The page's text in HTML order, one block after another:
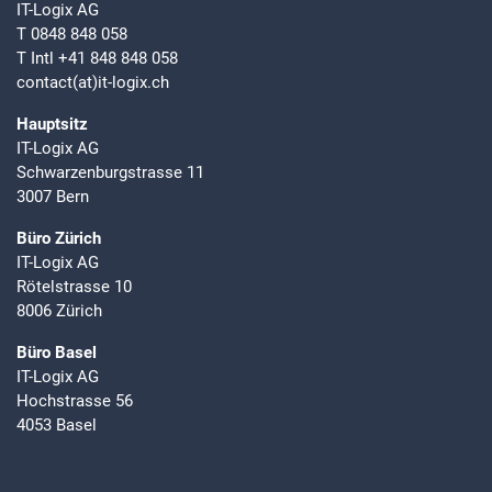
IT-Logix AG
T 0848 848 058
T Intl +41 848 848 058
contact(at)it-logix.ch
Hauptsitz
IT-Logix AG
Schwarzenburgstrasse 11
3007 Bern
Büro Zürich
IT-Logix AG
Rötelstrasse 10
8006 Zürich
Büro Basel
IT-Logix AG
Hochstrasse 56
4053 Basel